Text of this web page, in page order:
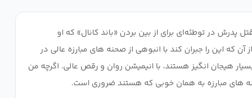
در توطئه‌ای برای از بین بردن «باند کانال» که او
که این را جبران کند با انبوهی از صحنه های مبارزه عالی در
هیجان انگیز هستند، با انیمیشن روان و رقص عالی. اگرچه من